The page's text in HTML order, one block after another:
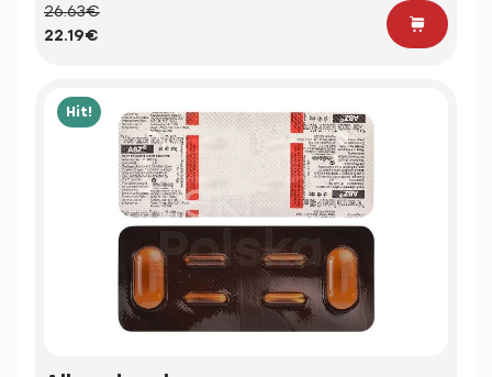
26.63€
22.19€
Hit!